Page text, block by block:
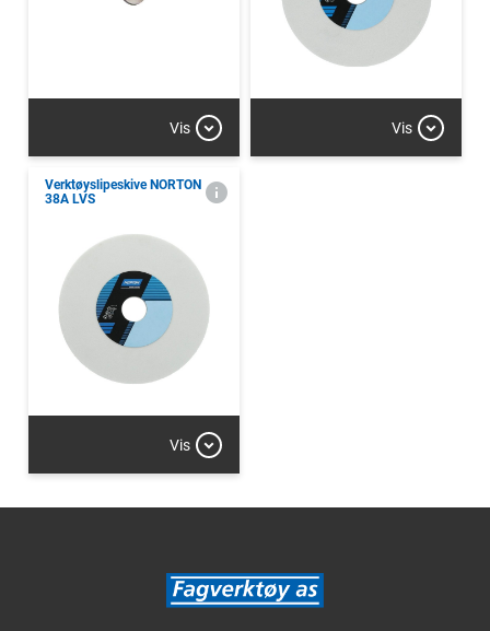
Vis Vis
Verktøyslipeskive NORTON
38A LVS
Vis